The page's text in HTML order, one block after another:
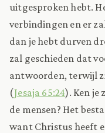
uitgesproken hebt.
verbindingen en er
dan je hebt durven
zal geschieden dat
antwoorden, terwijl
(Jesaja 65:24). Ken je
de mensen? Het
want Christus heeft